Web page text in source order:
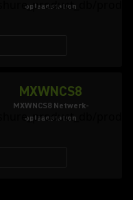
oplaadstation
MXWNCS8
MXWNCS8 Netwerk-
oplaadstation